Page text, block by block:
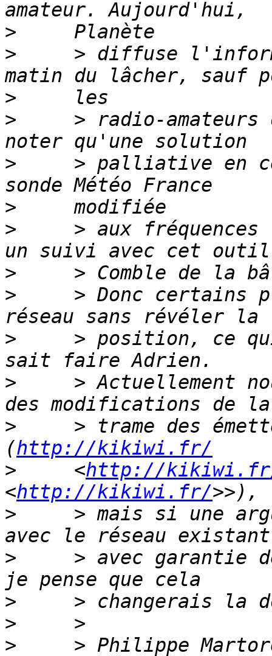
>
>
> diffuse
>
>
> radio-amateurs
>
> palliative en
>
>
> aux fréquences
>
>
> Donc certains
>
> position, ce
>
> Actuellement
>
> trame des
(http://kikiwi.fr/
>
     <
http://
<http://kikiwi.fr/
>
> mais si une
>
> avec garantie
>
>
>